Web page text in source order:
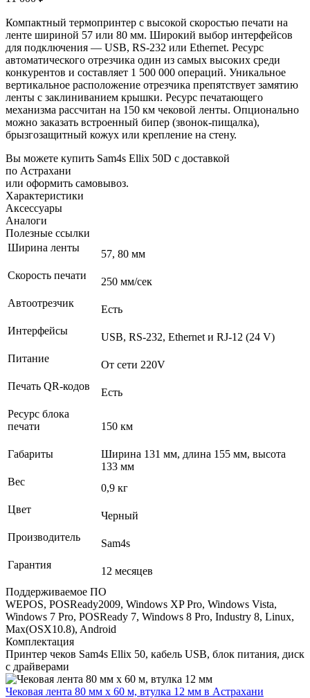
Компактный термопринтер с высокой скоростью печати на
ленте шириной 57 или 80 мм. Широкий выбор интерфейсов
для подключения — USB, RS-232 или Ethernet. Ресурс
автоматического отрезчика один из самых высоких среди
конкурентов и составляет 1 500 000 операций. Уникальное
вертикальное расположение отрезчика препятствует замятию
ленты с заклиниванием крышки. Ресурс печатающего
механизма рассчитан на 150 км чековой ленты. Опционально
можно заказать встроенный бипер (звонок-пищалка),
брызгозащитный кожух или крепление на стену.
Вы можете купить Sam4s Ellix 50D с доставкой
по Астрахани
или оформить самовывоз.
Характеристики
Аксессуары
Аналоги
Полезные ссылки
Ширина ленты
57, 80 мм
Скорость печати
250 мм/сек
Автоотрезчик
Есть
Интерфейсы
USB, RS-232, Ethernet и RJ-12 (24 V)
Питание
От сети 220V
Печать QR-кодов
Есть
Ресурс блока
печати
150 км
Габариты
Ширина 131 мм, длина 155 мм, высота
133 мм
Вес
0,9 кг
Цвет
Черный
Производитель
Sam4s
Гарантия
12 месяцев
Поддерживаемое ПО
WEPOS, POSReady2009, Windows XP Pro, Windows Vista,
Windows 7 Pro, POSReady 7, Windows 8 Pro, Industry 8, Linux,
Max(OSX10.8), Android
Комплектация
Принтер чеков Sam4s Ellix 50, кабель USB, блок питания, диск
с драйверами
Чековая лента 80 мм x 60 м, втулка 12 мм в Астрахани